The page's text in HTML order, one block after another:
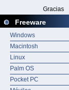
Gracias
Freeware
Windows
Macintosh
Linux
Palm OS
Pocket PC